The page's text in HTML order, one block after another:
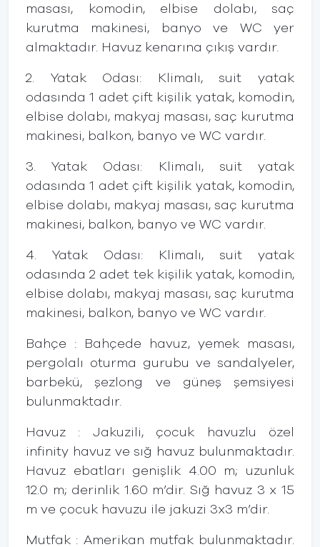
masası, komodin, elbise dolabı, saç
kurutma makinesi, banyo ve WC yer
almaktadır. Havuz kenarına çıkış vardır.
2. Yatak Odası: Klimalı, suit yatak
odasında 1 adet çift kişilik yatak, komodin,
elbise dolabı, makyaj masası, saç kurutma
makinesi, balkon, banyo ve WC vardır.
3. Yatak Odası: Klimalı, suit yatak
odasında 1 adet çift kişilik yatak, komodin,
elbise dolabı, makyaj masası, saç kurutma
makinesi, balkon, banyo ve WC vardır.
4. Yatak Odası: Klimalı, suit yatak
odasında 2 adet tek kişilik yatak, komodin,
elbise dolabı, makyaj masası, saç kurutma
makinesi, balkon, banyo ve WC vardır.
Bahçe : Bahçede havuz, yemek masası,
pergolalı oturma gurubu ve sandalyeler,
barbekü, şezlong ve güneş şemsiyesi
bulunmaktadır.
Havuz : Jakuzili, çocuk havuzlu özel
infinity havuz ve sığ havuz bulunmaktadır.
Havuz ebatları genişlik 4.00 m; uzunluk
12.0 m; derinlik 1.60 m’dir. Sığ havuz 3 x 15
m ve çocuk havuzu ile jakuzi 3x3 m’dir.
Mutfak : Amerikan mutfak bulunmaktadır.